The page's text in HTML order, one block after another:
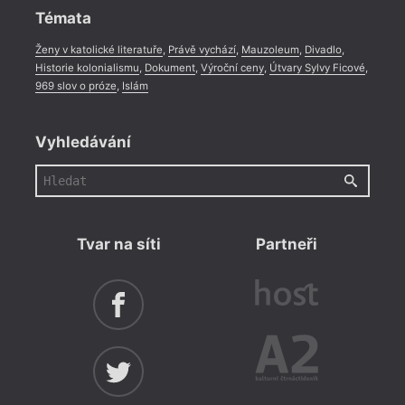
Témata
Ženy v katolické literatuře, Právě vychází, Mauzoleum, Divadlo,
Historie kolonialismu, Dokument, Výroční ceny, Útvary Sylvy Ficové,
969 slov o próze, Islám
Vyhledávání
Tvar na síti Partneři